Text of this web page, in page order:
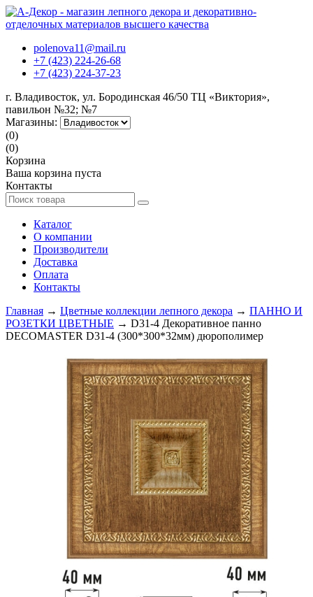
polenova11@mail.ru
+7 (423) 224-26-68
+7 (423) 224-37-23
г. Владивосток, ул. Бородинская 46/50 ТЦ «Виктория»,
павильон №32; №7
Магазины:
(0)
(0)
Корзина
Ваша корзина пуста
Контакты
Каталог
О компании
Производители
Доставка
Оплата
Контакты
Главная → Цветные коллекции лепного декора → ПАННО И
РОЗЕТКИ ЦВЕТНЫЕ → D31-4 Декоративное панно
DECOMASTER D31-4 (300*300*32мм) дюрополимер